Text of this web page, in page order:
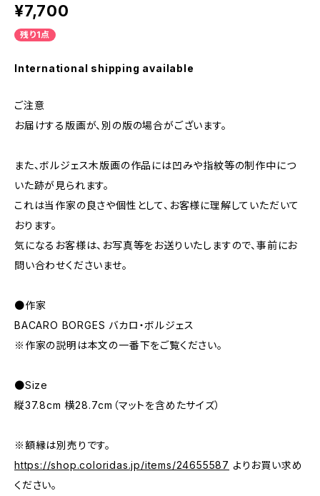
¥7,700
残り1点
International shipping available
ご注意
お届けする版画が、別の版の場合がございます。
また、ボルジェス木版画の作品には凹みや指紋等の制作中につ
いた跡が見られます。
これは当作家の良さや個性として、お客様に理解していただいて
おります。
気になるお客様は、お写真等をお送りいたしますので、事前にお
問い合わせくださいませ。
●作家
BACARO BORGES バカロ・ボルジェス
※作家の説明は本文の一番下をご覧ください。
●Size
縦37.8cm 横28.7cm（マットを含めたサイズ）
※額縁は別売りです。
https://shop.coloridas.jp/items/24655587 よりお買い求め
ください。